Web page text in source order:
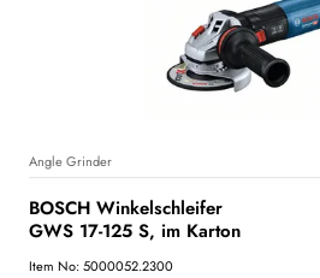
Angle Grinder
BOSCH Winkelschleifer
GWS 17-125 S, im Karton
Item No: 5000052.2300